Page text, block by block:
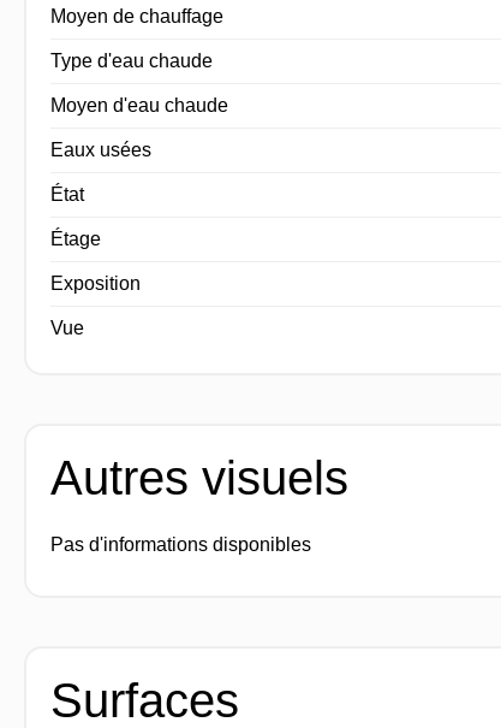
Moyen de chauffage
Type d'eau chaude
Moyen d'eau chaude
Eaux usées
État
Étage
Exposition
Vue
Autres visuels
Pas d'informations disponibles
Surfaces